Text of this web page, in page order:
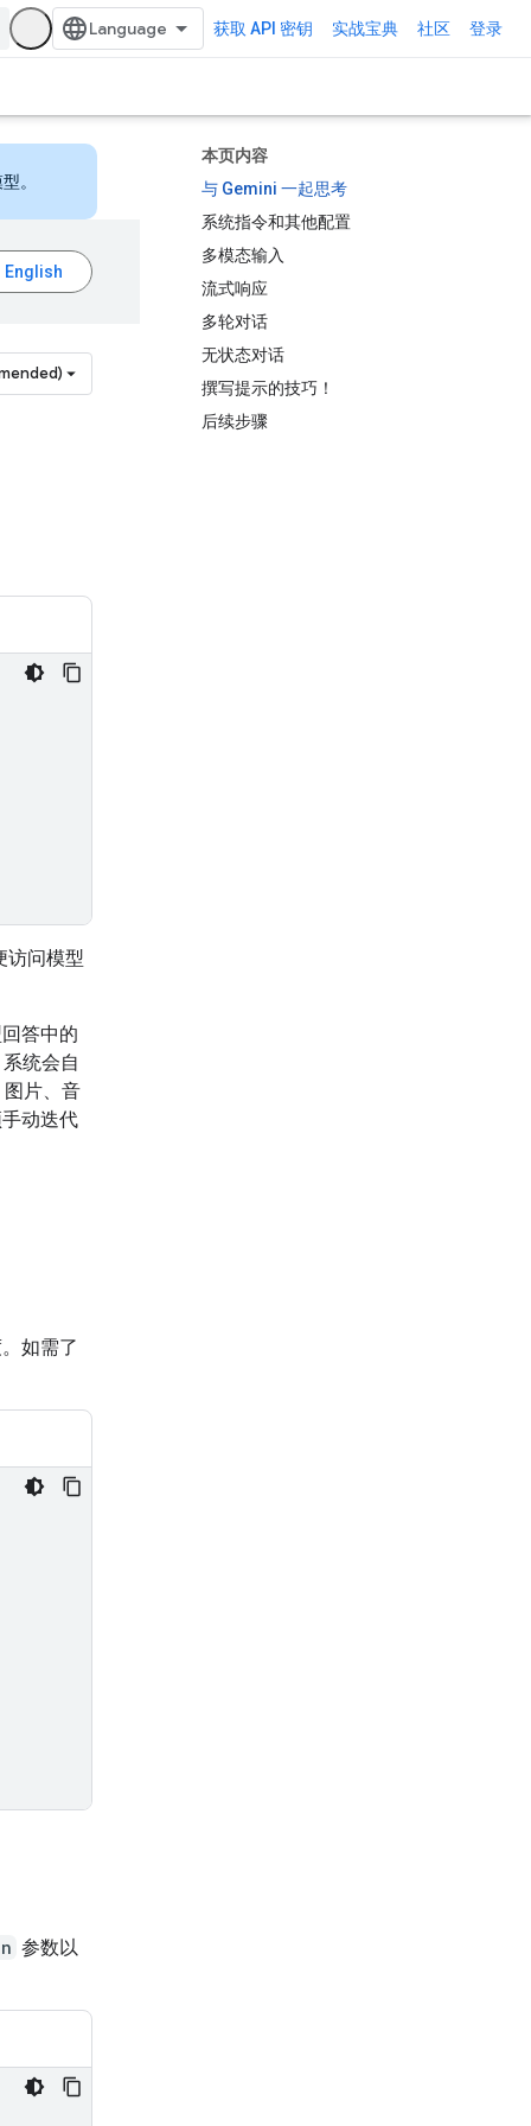
获取 API 密钥 实战宝典 社区 登录
本页内容
与 Gemini 一起思考
系统指令和其他配置
多模态输入
流式响应
多轮对话
无状态对话
撰写提示的技巧！
后续步骤
。
访问模型
答中的
统会自
片、音
动迭代
如需了
参数以